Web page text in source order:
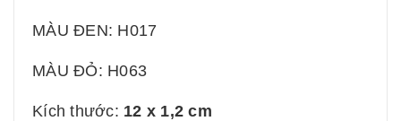
MÀU ĐEN: H017
MÀU ĐỎ: H063
Kích thước: 12 x 1,2 cm